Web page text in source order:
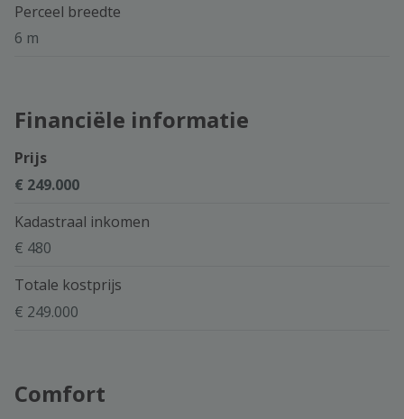
Perceel breedte
6 m
Financiële informatie
Prijs
€ 249.000
Kadastraal inkomen
€ 480
Totale kostprijs
€ 249.000
Comfort